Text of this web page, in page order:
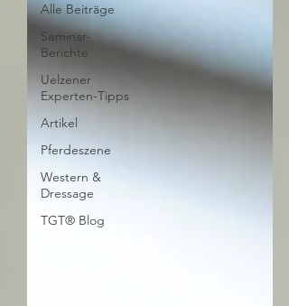
Alle Beiträge
Seminar-
Berichte
Uelzener
Experten-Tipps
Artikel
Pferdeszene
Western &
Dressage
TGT® Blog